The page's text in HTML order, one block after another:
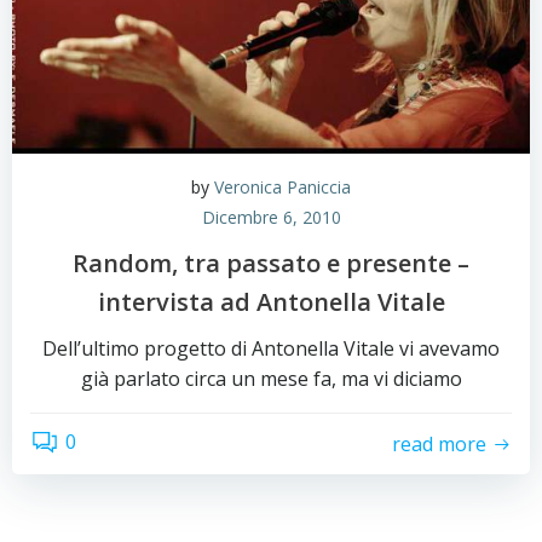
by Veronica Paniccia
Dicembre 6, 2010
Random, tra passato e presente –
intervista ad Antonella Vitale
Dell’ultimo progetto di Antonella Vitale vi avevamo
già parlato circa un mese fa, ma vi diciamo
0 read more